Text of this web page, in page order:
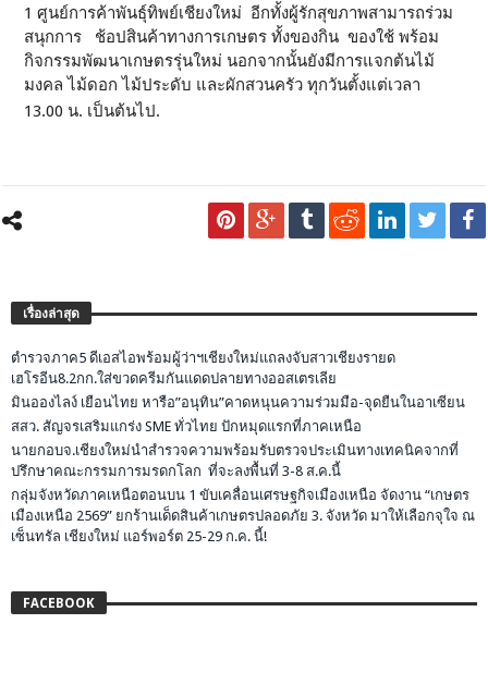
1 ศูนย์การค้าพันธุ์ทิพย์เชียงใหม่ อีกทั้งผู้รักสุขภาพสามารถร่วม
สนุกการ ช้อปสินค้าทางการเกษตร ทั้งของกิน ของใช้ พร้อม
กิจกรรมพัฒนาเกษตรรุ่นใหม่ นอกจากนั้นยังมีการแจกต้นไม้
มงคล ไม้ดอก ไม้ประดับ และผักสวนครัว ทุกวันตั้งแต่เวลา
13.00 น. เป็นต้นไป.
เรื่องล่าสุด
ตำรวจภาค5 ดีเอสไอพร้อมผู้ว่าฯเชียงใหม่แถลงจับสาวเชียงรายด
เฮโรอีน8.2กก.ใส่ขวดครีมกันแดดปลายทางออสเตรเลีย
มินอองไลง์ เยือนไทย หารือ”อนุทิน”คาดหนุนความร่วมมือ-จุดยืนในอาเซียน
สสว. สัญจรเสริมแกร่ง SME ทั่วไทย ปักหมุดแรกที่ภาคเหนือ
นายกอบจ.เชียงใหม่นำสำรวจความพร้อมรับตรวจประเมินทางเทคนิคจากที่
ปรึกษาคณะกรรมการมรดกโลก ที่จะลงพื้นที่ 3-8 ส.ค.นี้
กลุ่มจังหวัดภาคเหนือตอนบน 1 ขับเคลื่อนเศรษฐกิจเมืองเหนือ จัดงาน “เกษตร
เมืองเหนือ 2569” ยกร้านเด็ดสินค้าเกษตรปลอดภัย 3. จังหวัด มาให้เลือกจุใจ ณ
เซ็นทรัล เชียงใหม่ แอร์พอร์ต 25-29 ก.ค. นี้!
FACEBOOK